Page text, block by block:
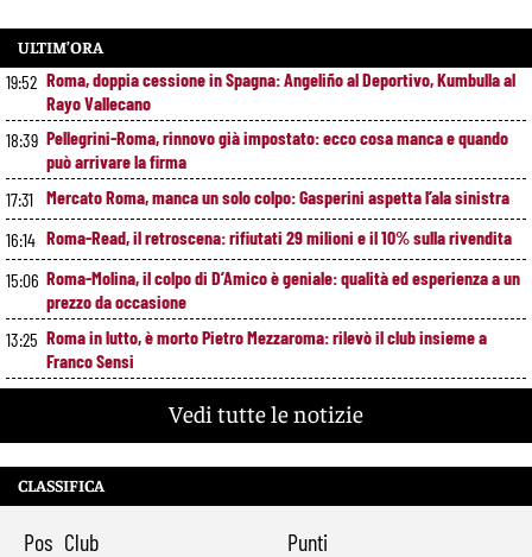
ULTIM’ORA
19:52 Roma, doppia cessione in Spagna: Angeliño al Deportivo, Kumbulla al
Rayo Vallecano
18:39 Pellegrini-Roma, rinnovo già impostato: ecco cosa manca e quando
può arrivare la firma
17:31 Mercato Roma, manca un solo colpo: Gasperini aspetta l’ala sinistra
16:14 Roma-Read, il retroscena: rifiutati 29 milioni e il 10% sulla rivendita
15:06 Roma-Molina, il colpo di D’Amico è geniale: qualità ed esperienza a un
prezzo da occasione
13:25 Roma in lutto, è morto Pietro Mezzaroma: rilevò il club insieme a
Franco Sensi
Roma, segnali di crescita contro il Newport: cosa ha funzionato e
cosa va ancora migliorato
9:29
Roma-Molina, trattativa in avanzamento: sul tavolo 17 milioni per
Vedi tutte le notizie
CLASSIFICA
Pos Club Punti